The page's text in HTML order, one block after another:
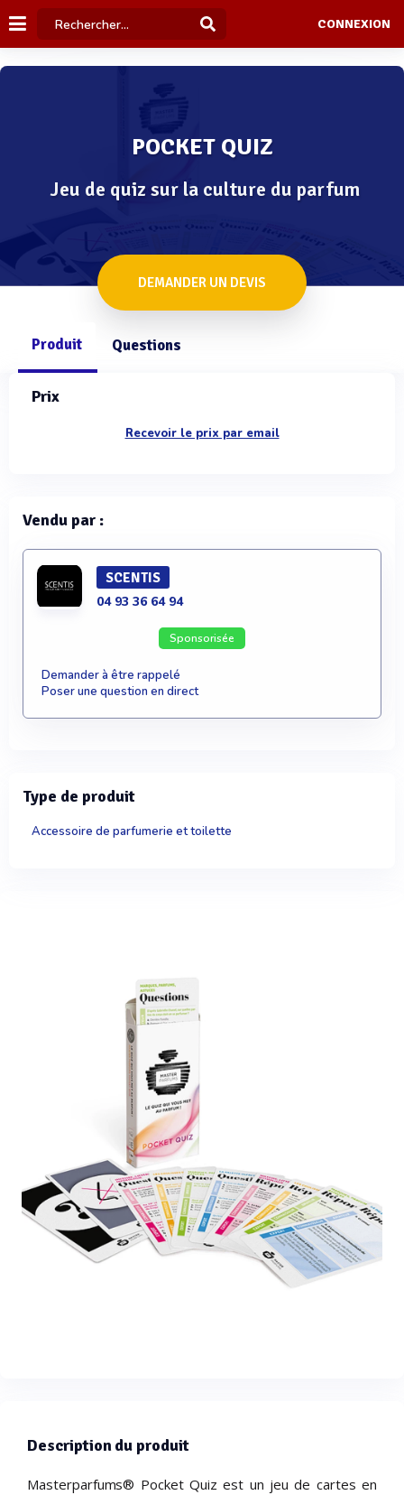
CONNEXION
POCKET QUIZ
Jeu de quiz sur la culture du parfum
DEMANDER UN DEVIS
Produit Questions
Description du produit
Masterparfums® Pocket Quiz est un jeu de cartes en
Prix
Recevoir le prix par email
Vendu par :
SCENTIS
04 93 36 64 94
Sponsorisée
Demander à être rappelé
Poser une question en direct
Type de produit
Accessoire de parfumerie et toilette